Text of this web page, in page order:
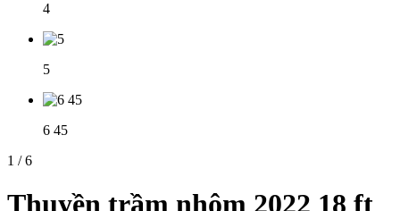
4
5
6 45
1 / 6
Thuyền trầm nhôm 2022 18 ft